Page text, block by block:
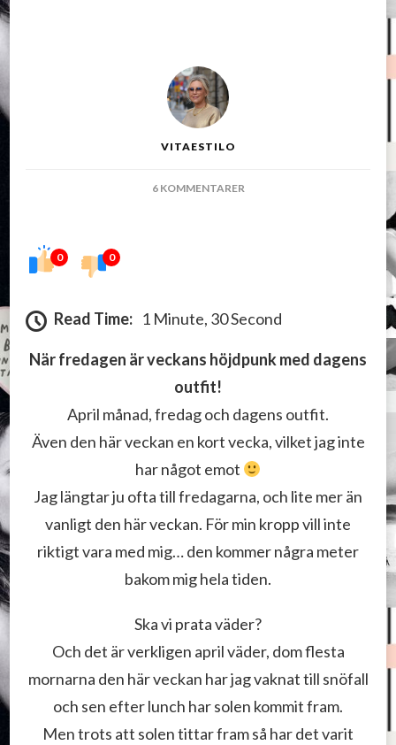
VITAESTILO
6 KOMMENTARERTILL
0 0
Read Time: 1 Minute, 30 Second
När fredagen är veckans höjdpunk med dagens
outfit!
April månad, fredag och dagens outfit.
Även den här veckan en kort vecka, vilket jag inte
har något emot
Jag längtar ju ofta till fredagarna, och lite mer än
vanligt den här veckan. För min kropp vill inte
riktigt vara med mig… den kommer några meter
bakom mig hela tiden.
Ska vi prata väder?
Och det är verkligen april väder, dom flesta
mornarna den här veckan har jag vaknat till snöfall
och sen efter lunch har solen kommit fram.
Men trots att solen tittar fram så har det varit